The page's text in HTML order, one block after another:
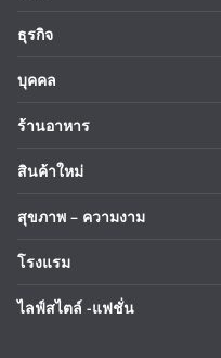
ธุรกิจ
บุคคล
ร้านอาหาร
สินค้าใหม่
สุขภาพ – ความงาม
โรงแรม
ไลฟ์สไตล์ -แฟชั่น